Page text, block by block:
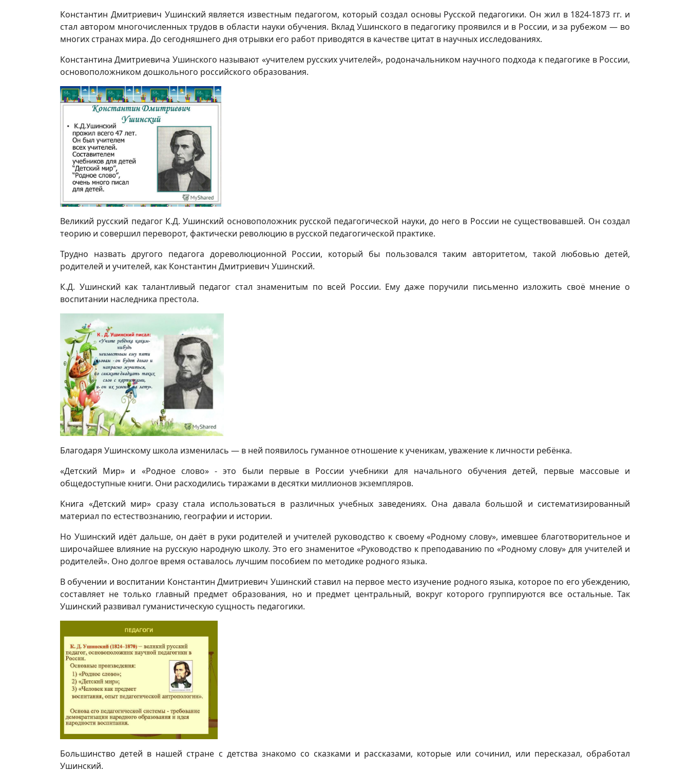
Константин Дмитриевич Ушинский является известным педагогом, который создал основы Русской педагогики. Он жил в 1824-1873 гг. и
стал автором многочисленных трудов в области науки обучения. Вклад Ушинского в педагогику проявился и в России, и за рубежом — во
многих странах мира. До сегодняшнего дня отрывки его работ приводятся в качестве цитат в научных исследованиях.
Константина Дмитриевича Ушинского называют «учителем русских учителей», родоначальником научного подхода к педагогике в России,
основоположником дошкольного российского образования.
Великий русский педагог К.Д. Ушинский основоположник русской педагогической науки, до него в России не существовавшей. Он создал
теорию и совершил переворот, фактически революцию в русской педагогической практике.
Трудно назвать другого педагога дореволюционной России, который бы пользовался таким авторитетом, такой любовью детей,
родителей и учителей, как Константин Дмитриевич Ушинский.
К.Д. Ушинский как талантливый педагог стал знаменитым по всей России. Ему даже поручили письменно изложить своё мнение о
воспитании наследника престола.
Благодаря Ушинскому школа изменилась — в ней появилось гуманное отношение к ученикам, уважение к личности ребёнка.
«Детский Мир» и «Родное слово» - это были первые в России учебники для начального обучения детей, первые массовые и
общедоступные книги. Они расходились тиражами в десятки миллионов экземпляров.
Книга «Детский мир» сразу стала использоваться в различных учебных заведениях. Она давала большой и систематизированный
материал по естествознанию, географии и истории.
Но Ушинский идёт дальше, он даёт в руки родителей и учителей руководство к своему «Родному слову», имевшее благотворительное и
широчайшее влияние на русскую народную школу. Это его знаменитое «Руководство к преподаванию по «Родному слову» для учителей и
родителей». Оно долгое время оставалось лучшим пособием по методике родного языка.
В обучении и воспитании Константин Дмитриевич Ушинский ставил на первое место изучение родного языка, которое по его убеждению,
составляет не только главный предмет образования, но и предмет центральный, вокруг которого группируются все остальные. Так
Ушинский развивал гуманистическую сущность педагогики.
Большинство детей в нашей стране с детства знакомо со сказками и рассказами, которые или сочинил, или пересказал, обработал
Ушинский.